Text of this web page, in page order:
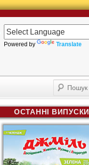
Powered by Translate
ОСТАННІ ВИПУСКИ